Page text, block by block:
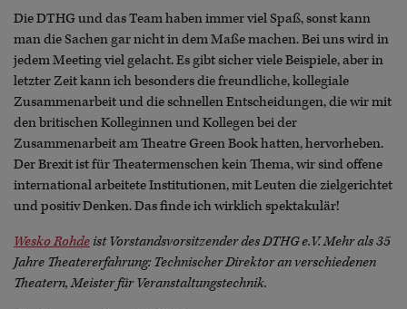
Die DTHG und das Team haben immer viel Spaß, sonst kann
man die Sachen gar nicht in dem Maße machen. Bei uns wird in
jedem Meeting viel gelacht. Es gibt sicher viele Beispiele, aber in
letzter Zeit kann ich besonders die freundliche, kollegiale
Zusammenarbeit und die schnellen Entscheidungen, die wir mit
den britischen Kolleginnen und Kollegen bei der
Zusammenarbeit am Theatre Green Book hatten, hervorheben.
Der Brexit ist für Theatermenschen kein Thema, wir sind offene
international arbeitete Institutionen, mit Leuten die zielgerichtet
und positiv Denken. Das finde ich wirklich spektakulär!
Wesko Rohde ist Vorstandsvorsitzender des DTHG e.V. Mehr als 35
Jahre Theatererfahrung: Technischer Direktor an verschiedenen
Theatern, Meister für Veranstaltungstechnik.